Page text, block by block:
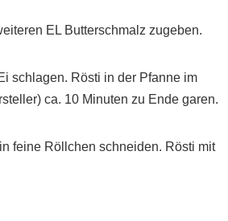
EL Butterschmalz zugeben.
schlagen. Rösti in der Pfanne im
ca. 10 Minuten zu Ende garen.
feine Röllchen schneiden. Rösti mit